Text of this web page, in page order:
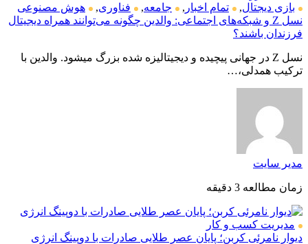
بازی دیجتال, تمام اخبار , جامعه, فناوری,
هوش مصنوعی
نسل Z و شبکه‌های اجتماعی: والدین چگونه می‌توانند همراه دیجیتال
فرزندان باشند؟
نسل Z در جهانی پیچیده و دیجیتالیزه شده بزرگ میشود. والدین با
ترکیب همدلی،…
مدیر سایت
زمان مطالعه 3 دقیقه
مدیریت کسب و کار
دیوار نامرئی کربن؛ پایان عصر طلایی صادرات با دوپینگ انرژی